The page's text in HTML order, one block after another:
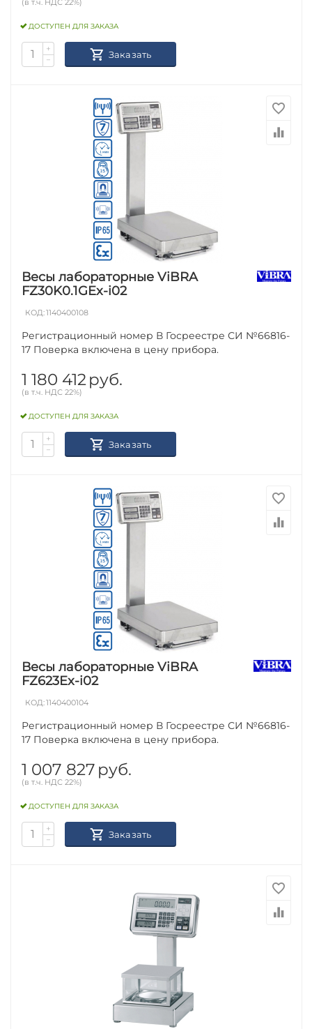
ДОСТУПЕН ДЛЯ ЗАКАЗА
+
−
Заказать
Весы лабораторные ViBRA
FZ30K0.1GEx-i02
КОД:1140400108
Регистрационный номер В Госреестре СИ №66816-
17 Поверка включена в цену прибора.
1 180 412 руб.
(в т.ч. НДС 22%)
ДОСТУПЕН ДЛЯ ЗАКАЗА
+
−
Заказать
Весы лабораторные ViBRA
FZ623Ex-i02
КОД:1140400104
Регистрационный номер В Госреестре СИ №66816-
17 Поверка включена в цену прибора.
1 007 827 руб.
(в т.ч. НДС 22%)
ДОСТУПЕН ДЛЯ ЗАКАЗА
+
−
Заказать